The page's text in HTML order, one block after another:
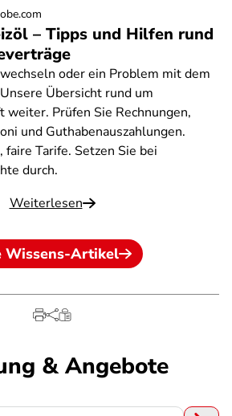
– Tipps und Hilfen rund
oder ein Problem mit dem
Übersicht rund um
weiter. Prüfen Sie Rechnungen,
und Guthabenauszahlungen.
faire Tarife. Setzen Sie bei
durch.
Weiterlesen
Wissens-Artikel
& Angebote